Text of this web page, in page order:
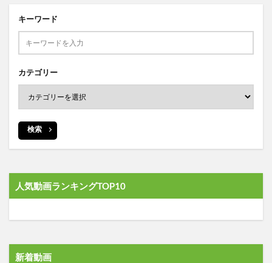
キーワード
カテゴリー
検索
人気動画ランキングTOP10
新着動画